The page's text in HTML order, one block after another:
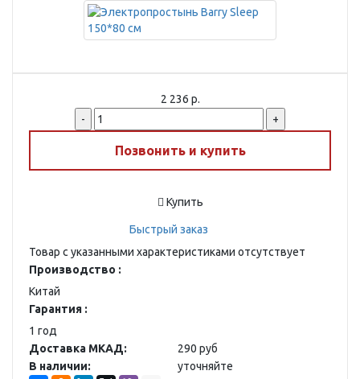
2 236 р.
-
+
Позвонить и купить
Купить
Быстрый заказ
Товар с указанными характеристиками отсутствует
Производство :
Китай
Гарантия :
1 год
Доставка МКАД:
290 руб
В наличии:
уточняйте